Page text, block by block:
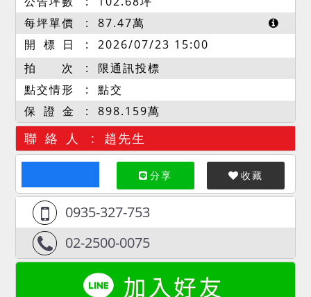
每坪單價
87.47萬
開 標 日
2026/07/23 15:00
拍 次
限通訊投標
點交情形
點交
保 證 金
898.159萬
聯 絡 人 趙先生
分享 收藏
0935-327-753
02-2500-0075